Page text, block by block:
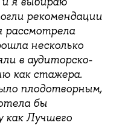
рекомендации
рассмотрела
несколько
в аудиторско-
как стажера.
плодотворным,
бы
как Лучшего